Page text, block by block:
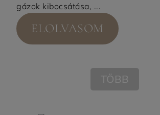
gázok kibocsátása, ...
ELOLVASOM
TÖBB